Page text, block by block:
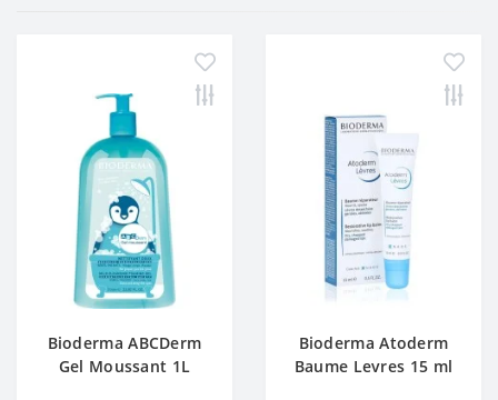
Bioderma ABCDerm
Gel Moussant 1L
Bioderma Atoderm
Baume Levres 15 ml